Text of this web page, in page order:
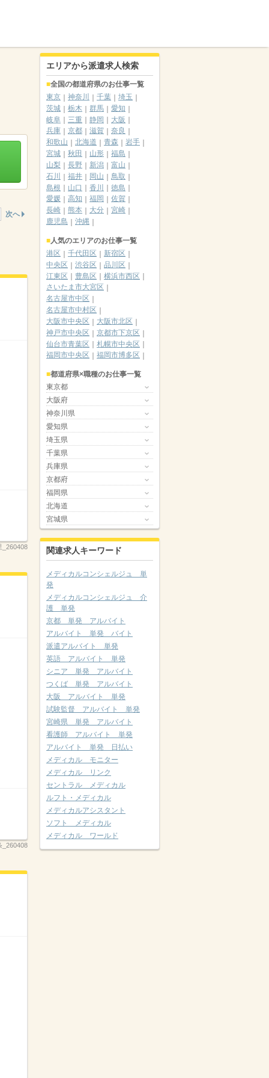
次へ
_260408
_260408
エリアから派遣求人検索
全国の都道府県のお仕事一覧
東京
神奈川 千葉
埼玉
茨城
栃木 群馬
愛知
岐阜
三重 静岡
大阪
兵庫
京都 滋賀
奈良
和歌山
北海道 青森
岩手
宮城
秋田 山形
福島
山梨
長野 新潟
富山
石川
福井 岡山
鳥取
島根
山口 香川
徳島
愛媛
高知 福岡
佐賀
長崎
熊本 大分
宮崎
鹿児島
沖縄
人気のエリアのお仕事一覧
港区
千代田区
新宿区
中央区
渋谷区
品川区
江東区
豊島区
横浜市西区
さいたま市大宮区
名古屋市中区
名古屋市中村区
大阪市中央区
大阪市北区
神戸市中央区
京都市下京区
仙台市青葉区
札幌市中央区
福岡市中央区
福岡市博多区
都道府県×職種のお仕事一覧
東京都
大阪府
神奈川県
愛知県
埼玉県
千葉県
兵庫県
京都府
福岡県
北海道
宮城県
関連求人キーワード
メディカルコンシェルジュ 単
発
メディカルコンシェルジュ 介
護 単発
京都 単発 アルバイト
アルバイト 単発 バイト
派遣アルバイト 単発
英語 アルバイト 単発
シニア 単発 アルバイト
つくば 単発 アルバイト
大阪 アルバイト 単発
試験監督 アルバイト 単発
宮崎県 単発 アルバイト
看護師 アルバイト 単発
アルバイト 単発 日払い
メディカル モニター
メディカル リンク
セントラル メディカル
ルフト・メディカル
メディカルアシスタント
ソフト メディカル
メディカル ワールド